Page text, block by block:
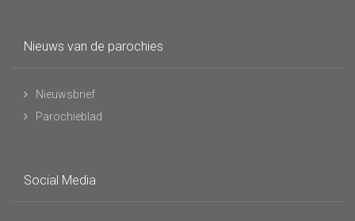
Nieuws van de parochies
Nieuwsbrief
Parochieblad
Social Media